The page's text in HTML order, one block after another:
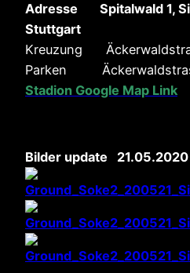
Adresse Spitalwald 1,
Stuttgart
Kreuzung
Parken
Stadion Google Map Link
Bilder update 21.05.2020